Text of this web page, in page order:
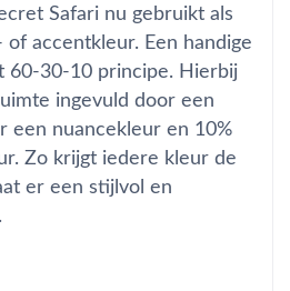
Safari nu gebruikt als
of accentkleur. Een handige
60-30-10 principe. Hierbij
ingevuld door een
een nuancekleur en 10%
Zo krijgt iedere kleur de
er een stijlvol en